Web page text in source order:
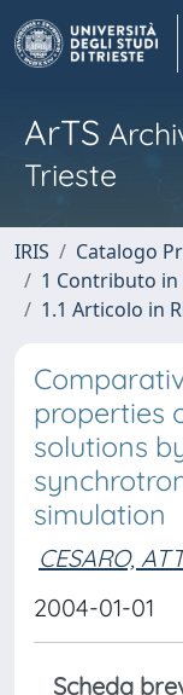
ArTS
Trieste
IRIS
Catalogo
1 Contributo in
1.1 Articolo in
properties
solutions
simulation
CESARO,
2004-01-01
Scheda